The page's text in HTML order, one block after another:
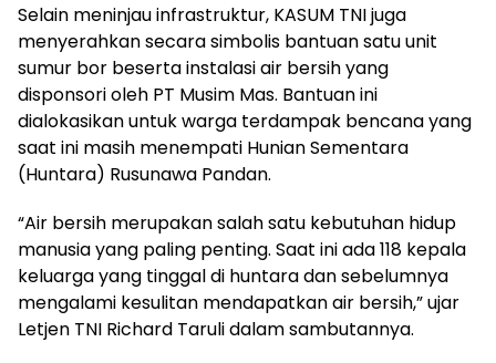
Selain meninjau infrastruktur, KASUM TNI juga
menyerahkan secara simbolis bantuan satu unit
sumur bor beserta instalasi air bersih yang
disponsori oleh PT Musim Mas. Bantuan ini
dialokasikan untuk warga terdampak bencana yang
saat ini masih menempati Hunian Sementara
(Huntara) Rusunawa Pandan.
“Air bersih merupakan salah satu kebutuhan hidup
manusia yang paling penting. Saat ini ada 118 kepala
keluarga yang tinggal di huntara dan sebelumnya
mengalami kesulitan mendapatkan air bersih,” ujar
Letjen TNI Richard Taruli dalam sambutannya.